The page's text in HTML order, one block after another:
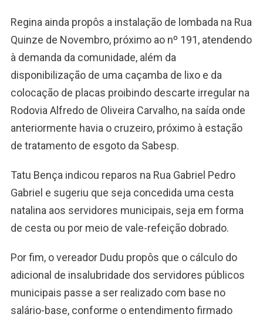
Regina ainda propôs a instalação de lombada na Rua
Quinze de Novembro, próximo ao nº 191, atendendo
à demanda da comunidade, além da
disponibilização de uma caçamba de lixo e da
colocação de placas proibindo descarte irregular na
Rodovia Alfredo de Oliveira Carvalho, na saída onde
anteriormente havia o cruzeiro, próximo à estação
de tratamento de esgoto da Sabesp.
Tatu Bença indicou reparos na Rua Gabriel Pedro
Gabriel e sugeriu que seja concedida uma cesta
natalina aos servidores municipais, seja em forma
de cesta ou por meio de vale-refeição dobrado.
Por fim, o vereador Dudu propôs que o cálculo do
adicional de insalubridade dos servidores públicos
municipais passe a ser realizado com base no
salário-base, conforme o entendimento firmado